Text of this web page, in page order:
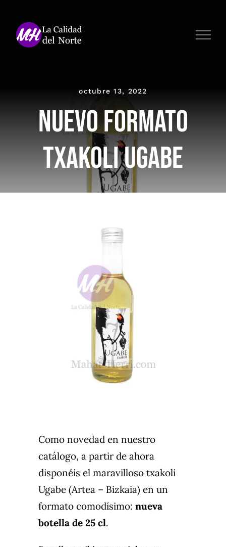
contenido
octubre 13, 2022
Nuevo formato
txakoli Ugabe
Como novedad en nuestro
catálogo, a partir de ahora
disponéis el maravilloso txakoli
Ugabe (Artea – Bizkaia) en un
formato comodísimo: nueva
botella de 25 cl.